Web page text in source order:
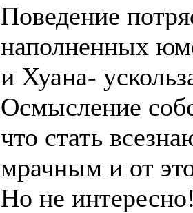
Поведение
наполненных
и Хуана-
Осмысление
что стать
мрачным и от
Но не